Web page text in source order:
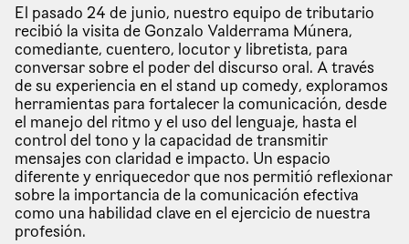
El pasado 24 de junio, nuestro equipo de tributario
recibió la visita de Gonzalo Valderrama Múnera,
comediante, cuentero, locutor y libretista, para
conversar sobre el poder del discurso oral. A través
de su experiencia en el stand up comedy, exploramos
herramientas para fortalecer la comunicación, desde
el manejo del ritmo y el uso del lenguaje, hasta el
control del tono y la capacidad de transmitir
mensajes con claridad e impacto. Un espacio
diferente y enriquecedor que nos permitió reflexionar
sobre la importancia de la comunicación efectiva
como una habilidad clave en el ejercicio de nuestra
profesión.